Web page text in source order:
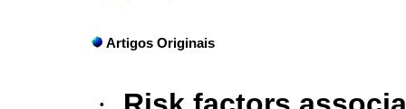
Artigos Originais